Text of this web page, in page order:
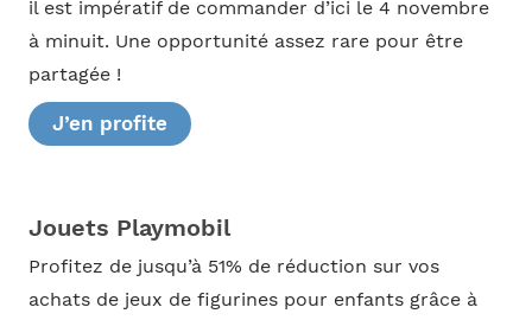
il est impératif de commander d’ici le 4 novembre
à minuit. Une opportunité assez rare pour être
partagée !
J’en profite
Jouets Playmobil
Profitez de jusqu’à 51% de réduction sur vos
achats de jeux de figurines pour enfants grâce à